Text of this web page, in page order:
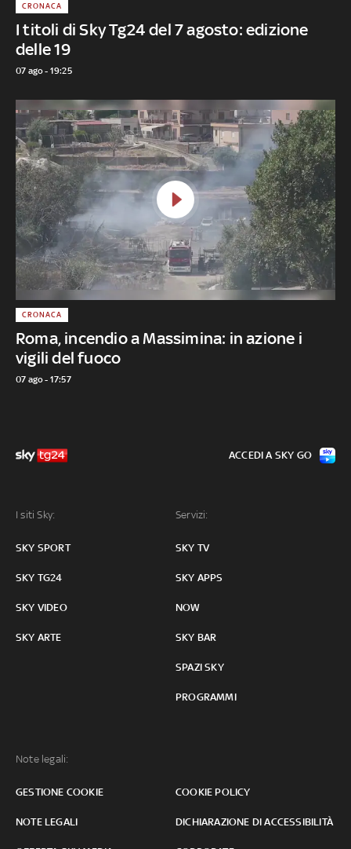
I titoli di Sky Tg24 del 7 agosto: edizione
delle 19
CRONACA
07 ago - 19:25
Roma, incendio a Massimina: in azione i
vigili del fuoco
CRONACA
07 ago - 17:57
I siti Sky:
SKY SPORT
SKY TG24
SKY VIDEO
SKY ARTE
Servizi:
SKY TV
SKY APPS
NOW
SKY BAR
SPAZI SKY
PROGRAMMI
Note legali:
GESTIONE COOKIE COOKIE POLICY
NOTE LEGALI DICHIARAZIONE DI ACCESSIBILITÀ
ACCEDI A SKY GO